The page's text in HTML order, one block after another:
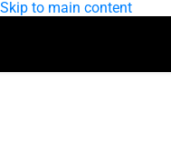
Skip to main content